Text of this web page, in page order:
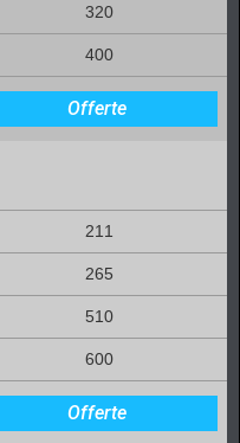
320
400
Offerte
211
265
510
600
Offerte